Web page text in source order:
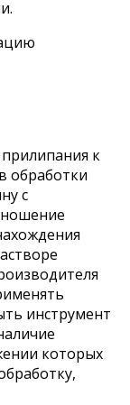
к
обработки
с
инструмент
которых